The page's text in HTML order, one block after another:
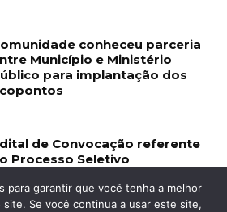
conheceu parceria
Município e Ministério
para implantação dos
de Convocação referente
Processo Seletivo
para garantir que você tenha a melhor
Se você continua a usar este site,